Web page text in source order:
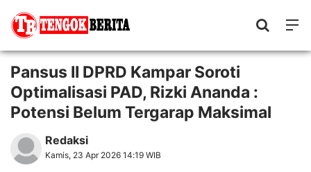
Pansus II DPRD Kampar Soroti
Optimalisasi PAD, Rizki Ananda :
Potensi Belum Tergarap Maksimal
Redaksi
Kamis, 23 Apr 2026 14:19 WIB